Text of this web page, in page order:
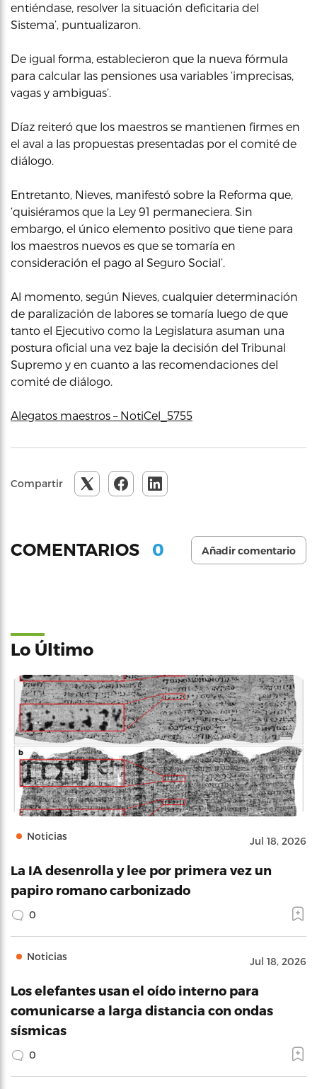
entiéndase, resolver la situación deficitaria del
Sistema’, puntualizaron.
De igual forma, establecieron que la nueva fórmula
para calcular las pensiones usa variables ‘imprecisas,
vagas y ambiguas’.
Díaz reiteró que los maestros se mantienen firmes en
el aval a las propuestas presentadas por el comité de
diálogo.
Entretanto, Nieves, manifestó sobre la Reforma que,
‘quisiéramos que la Ley 91 permaneciera. Sin
embargo, el único elemento positivo que tiene para
los maestros nuevos es que se tomaría en
consideración el pago al Seguro Social’.
Al momento, según Nieves, cualquier determinación
de paralización de labores se tomaría luego de que
tanto el Ejecutivo como la Legislatura asuman una
postura oficial una vez baje la decisión del Tribunal
Supremo y en cuanto a las recomendaciones del
comité de diálogo.
Alegatos maestros – NotiCel_5755
Compartir
COMENTARIOS 0 Añadir comentario
Lo Último
Noticias Jul 18, 2026
La IA desenrolla y lee por primera vez un
papiro romano carbonizado
0
Noticias Jul 18, 2026
Los elefantes usan el oído interno para
comunicarse a larga distancia con ondas
sísmicas
0